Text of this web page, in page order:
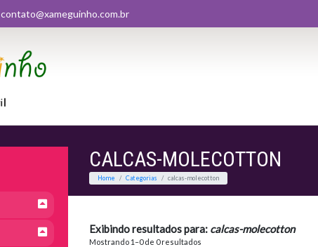
contato@xameguinho.com.br
CALCAS-MOLECOTTON
Home Categorias calcas-molecotton
Exibindo resultados para: calcas-molecotton
Mostrando 1–0 de 0 resultados